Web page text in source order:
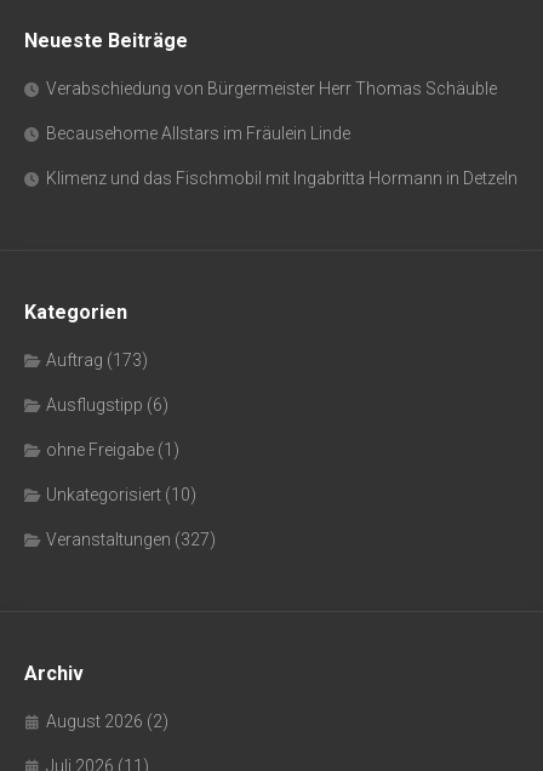
Neueste Beiträge
Verabschiedung von Bürgermeister Herr Thomas Schäuble
Becausehome Allstars im Fräulein Linde
Klimenz und das Fischmobil mit Ingabritta Hormann in Detzeln
Kategorien
Auftrag (173)
Ausflugstipp (6)
ohne Freigabe (1)
Unkategorisiert (10)
Veranstaltungen (327)
Archiv
August 2026 (2)
Juli 2026 (11)